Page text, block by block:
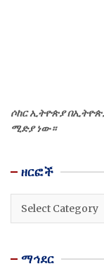
ሶከር ኢትዮጵያ
ሚድያ ነው።
ዘርፎች
ዘርፎች
ማኅደር